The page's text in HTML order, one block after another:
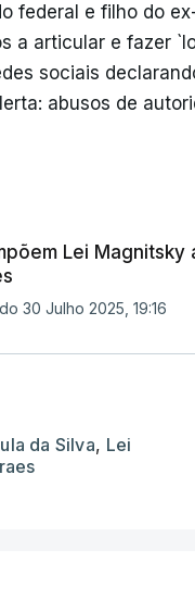
federal e filho do
a articular e fazer
sociais
abusos de
Lei
30 Julho 2025, 19:16
da Silva, Lei